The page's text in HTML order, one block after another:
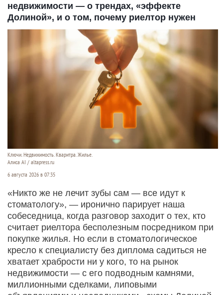
недвижимости — о трендах, «эффекте
Долиной», и о том, почему риелтор нужен
Ключи. Недвижимость. Кваритра. Жилье.
Алиса AI / altapress.ru
6 августа 2026 в 07:35
«Никто же не лечит зубы сам — все идут к
стоматологу», — иронично парирует наша
собеседница, когда разговор заходит о тех, кто
считает риелтора бесполезным посредником при
покупке жилья. Но если в стоматологическое
кресло к специалисту без диплома садиться не
хватает храбрости ни у кого, то на рынок
недвижимости — с его подводным камнями,
миллионными сделками, липовыми